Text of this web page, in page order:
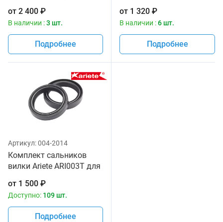
от 2 400 ₽
В наличии :3 шт.
Подробнее
от 1 320 ₽
В наличии :6 шт.
Подробнее
Артикул:004-2014
Комплект сальников
вилки Ariete ARI003T для
35х48х11 мм
от 1 500 ₽
Доступно: 109 шт.
Подробнее